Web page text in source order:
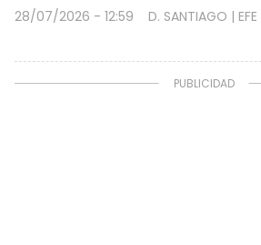
28/07/2026 - 12:59 D. SANTIAGO | EFE